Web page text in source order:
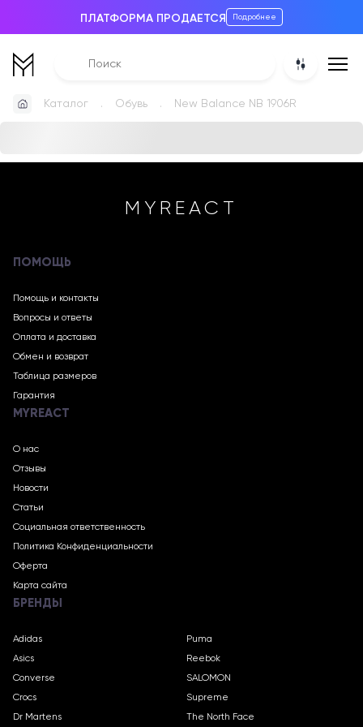
ПЛАТФОРМА ПРОДАЕТСЯ Подробнее
Каталог Обувь New Balance NB 1906R
MYREACT
ПОМОЩЬ
Помощь и контакты
Вопросы и ответы
Оплата и доставка
Обмен и возврат
Таблица размеров
Гарантия
MYREACT
О нас
Отзывы
Новости
Статьи
Социальная ответственность
Политика Конфиденциальности
Оферта
Карта сайта
БРЕНДЫ
Adidas
Asics
Converse
Crocs
Dr Martens
Puma
Reebok
SALOMON
Supreme
The North Face